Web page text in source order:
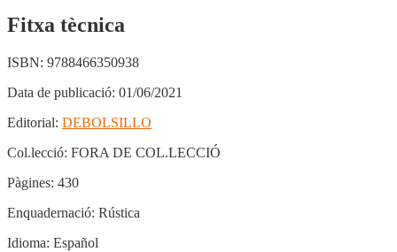
Fitxa tècnica
ISBN: 9788466350938
Data de publicació: 01/06/2021
Editorial: DEBOLSILLO
Col.lecció: FORA DE COL.LECCIÓ
Pàgines: 430
Enquadernació: Rústica
Idioma: Español